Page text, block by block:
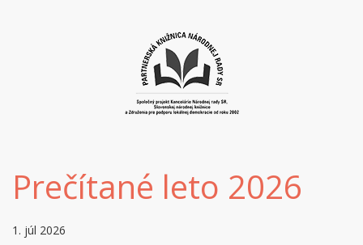
Prečítané leto 2026
1. júl 2026